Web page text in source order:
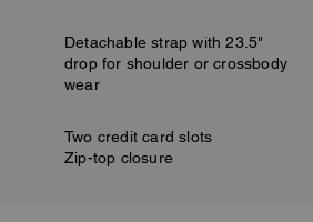
Detachable strap with 23.5"
drop for shoulder or crossbody
wear
Two credit card slots
Zip-top closure